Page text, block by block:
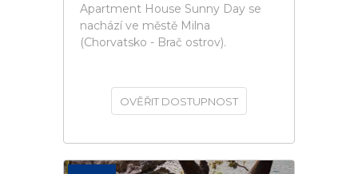
Apartment House Sunny Day se
nachází ve městě Milna
(Chorvatsko - Brač ostrov).
OVĚŘIT DOSTUPNOST